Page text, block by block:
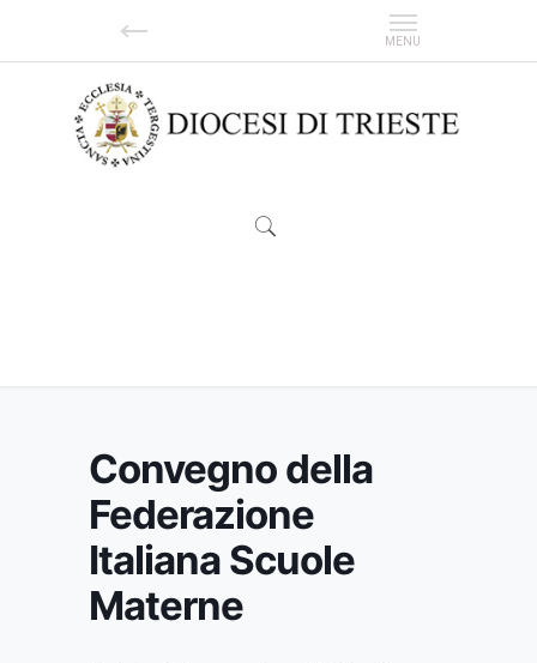
Convegno della
Federazione
Italiana Scuole
Materne